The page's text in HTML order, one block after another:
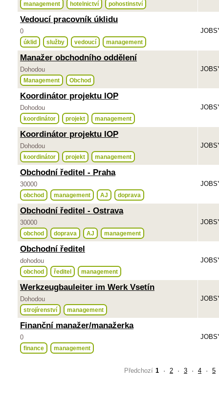
management hotelnictví pohostinství
Vedoucí pracovník úklidu
0
úklid služby vedoucí management
Manažer obchodního oddělení
Dohodou
Management Obchod
Koordinátor projektu IOP
Dohodou
koordinátor projekt management
Koordinátor projektu IOP
Dohodou
koordinátor projekt management
Obchodní ředitel - Praha
30000
obchod management AJ doprava
Obchodní ředitel - Ostrava
30000
obchod doprava AJ management
Obchodní ředitel
dohodou
obchod ředitel management
Werkzeugbauleiter im Werk Vsetín
Dohodou
strojírenství management
Finanční manažer/manažerka
0
finance management
Předchozí 1 · 2 · 3 · 4 · 5